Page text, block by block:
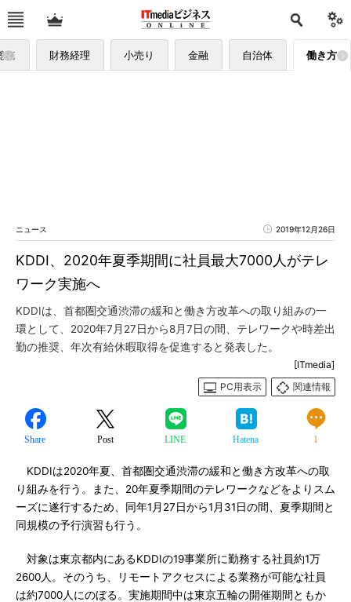
務 財務経理 小売り 金融 自治体 働き方
ニュース 2019年12月26日
KDDI、2020年夏季期間に社員最大7000人がテレ
ワーク実施へ
KDDIは、首都圏交通渋滞の緩和と働き方改革への取り組みの一
環として、2020年7月27日から8月7日の間、テレワークや時差出
勤の推奨、年次有給休暇取得を促進すると発表した。
[ITmedia]
PC用表示
関連情報
Share Post LINE Hatena 1
KDDIは2020年夏、首都圏交通渋滞の緩和と働き方改革への取
り組みを行う。また、20年夏季期間のテレワークなどをよりスム
ーズに遂行するため、同年1月27日から1月31日の間、夏季期間と
同規模の予行演習も行う。
対象は東京都内にあるKDDIの19事業所に勤務する社員約1万
2600人。そのうち、リモートアクセスによる業務が可能な社員
は約7000人にのぼる。実施期間中は東京五輪の開催期間ともか